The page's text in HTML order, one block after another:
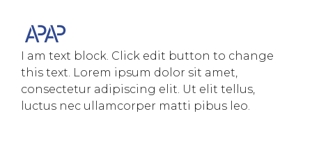
I am text block. Click edit button to change
this text. Lorem ipsum dolor sit amet,
consectetur adipiscing elit. Ut elit tellus,
luctus nec ullamcorper matti pibus leo.